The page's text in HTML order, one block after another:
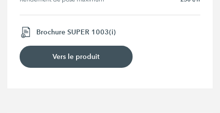
Brochure SUPER 1003(i)
Vers le produit